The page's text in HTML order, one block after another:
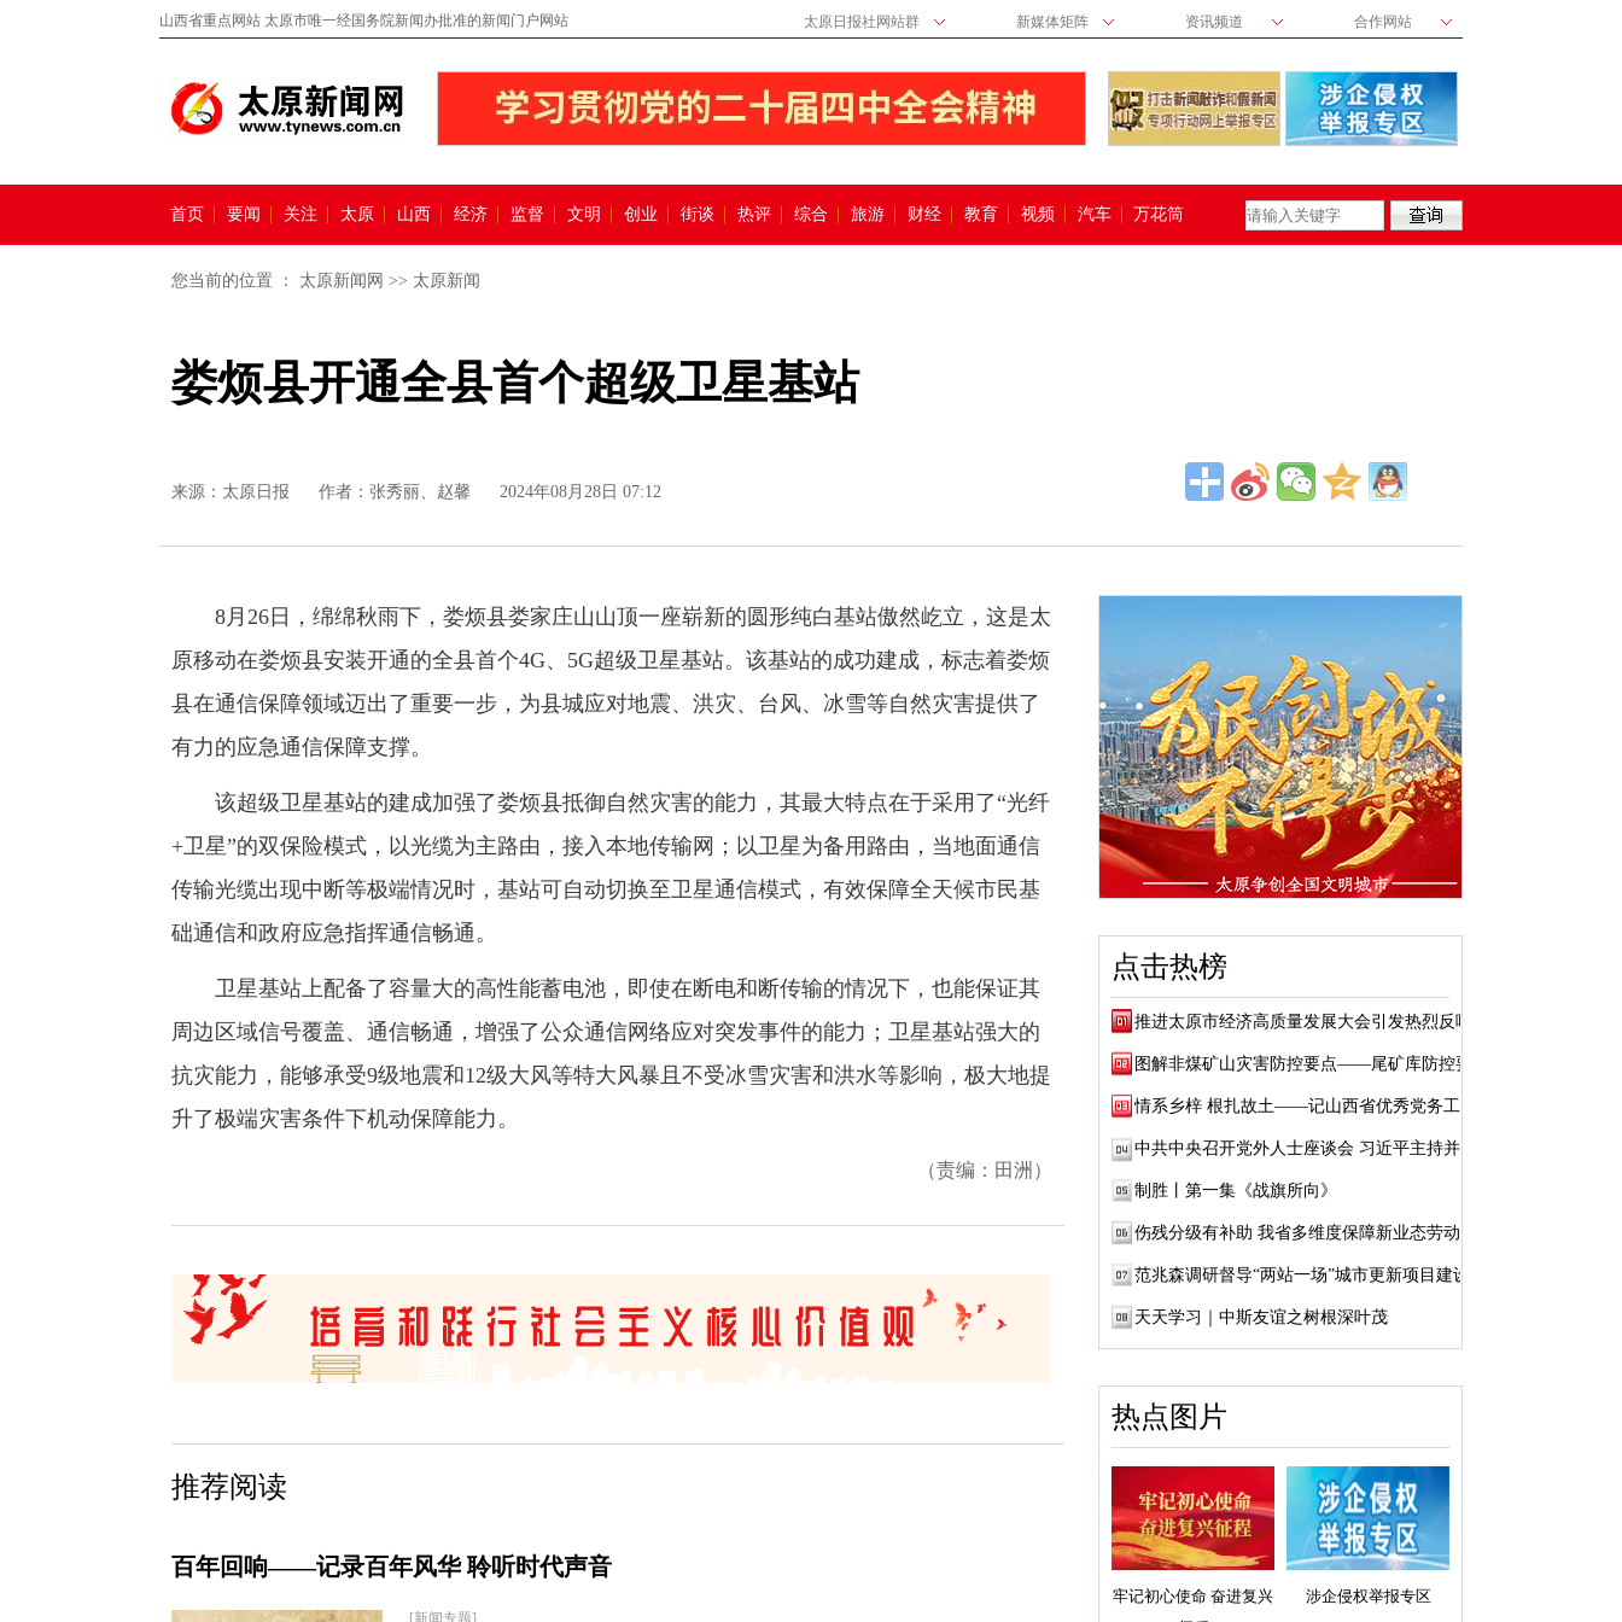
山西省重点网站 太原市唯一经国务院新闻办批准的新闻门户网站 太原日报社网站群 新媒体矩阵 资讯频道 合作网站
首页 要闻 关注 太原 山西 经济 监督 文明 创业 街谈 热评 综合 旅游 财经 教育 视频 汽车 万花筒
您当前的位置 ： 太原新闻网 >> 太原新闻
娄烦县开通全县首个超级卫星基站
来源： 太原日报 作者：张秀丽、赵馨 2024年08月28日 07:12
8月26日，绵绵秋雨下，娄烦县娄家庄山山顶一座崭新的圆形纯白基站傲然屹立，这是太
原移动在娄烦县安装开通的全县首个4G、5G超级卫星基站。该基站的成功建成，标志着娄烦
县在通信保障领域迈出了重要一步，为县城应对地震、洪灾、台风、冰雪等自然灾害提供了
有力的应急通信保障支撑。
该超级卫星基站的建成加强了娄烦县抵御自然灾害的能力，其最大特点在于采用了“光纤
+卫星”的双保险模式，以光缆为主路由，接入本地传输网；以卫星为备用路由，当地面通信
传输光缆出现中断等极端情况时，基站可自动切换至卫星通信模式，有效保障全天候市民基
础通信和政府应急指挥通信畅通。
卫星基站上配备了容量大的高性能蓄电池，即使在断电和断传输的情况下，也能保证其
周边区域信号覆盖、通信畅通，增强了公众通信网络应对突发事件的能力；卫星基站强大的
抗灾能力，能够承受9级地震和12级大风等特大风暴且不受冰雪灾害和洪水等影响，极大地提
升了极端灾害条件下机动保障能力。
（责编：田洲）
推荐阅读
百年回响——记录百年风华 聆听时代声音
[新闻专题]
点击热榜
推进太原市经济高质量发展大会引发热烈反响
图解非煤矿山灾害防控要点——尾矿库防控要点
情系乡梓 根扎故土——记山西省优秀党务工作...
中共中央召开党外人士座谈会 习近平主持并发...
制胜丨第一集《战旗所向》
伤残分级有补助 我省多维度保障新业态劳动者...
范兆森调研督导“两站一场”城市更新项目建设
天天学习｜中斯友谊之树根深叶茂
热点图片
牢记初心使命 奋进复兴
涉企侵权举报专区